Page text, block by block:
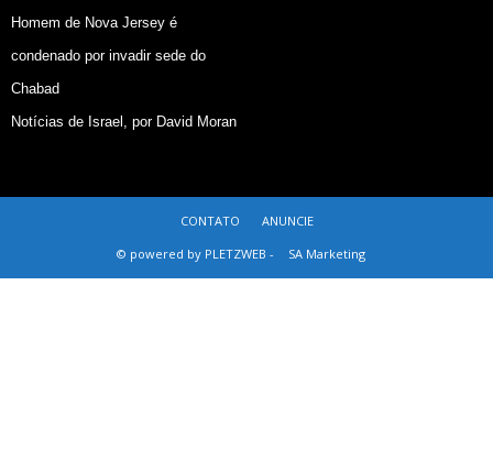
Homem de Nova Jersey é
condenado por invadir sede do
Chabad
Notícias de Israel, por David Moran
CONTATO
ANUNCIE
© powered by PLETZWEB -
SA Marketing